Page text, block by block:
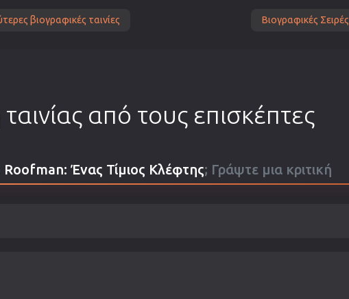
βιογραφικές ταινίες Βιογραφικές Σειρές
ταινίας από τους επισκέπτες
Roofman: Ένας Τίμιος Κλέφτης; Γράψτε μια κριτική